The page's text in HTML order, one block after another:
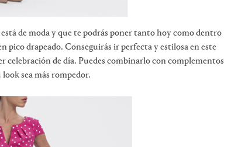
de moda y que te podrás poner tanto hoy como dentro
pico drapeado. Conseguirás ir perfecta y estilosa en este
celebración de día. Puedes combinarlo con complementos
sea más rompedor.